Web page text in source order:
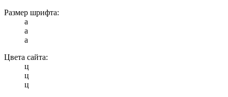
Размер шрифта:
a
a
a
Цвета сайта:
ц
ц
ц